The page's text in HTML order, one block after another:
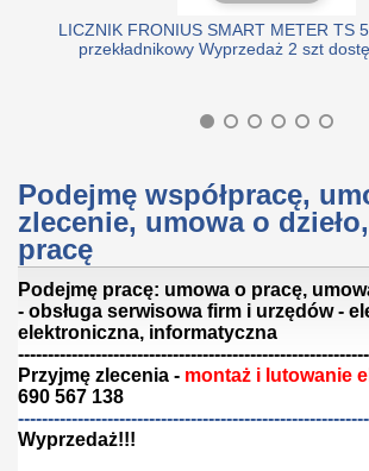
LICZNIK FRONIUS SMART METER TS
przekładnikowy Wyprzedaż 2 szt
Podejmę współpracę,
zlecenie, umowa o
pracę
Podejmę pracę: umowa o pracę,
- obsługa serwisowa firm i urzędów -
elektroniczna, informatyczna
Przyjmę zlecenia - montaż i lutowanie
690 567 138
Wyprzedaż!!!